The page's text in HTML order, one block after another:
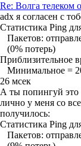
Re: Волга телеком
adx я согласен с
Статистика Ping
Пакетов:
(0% потерь)
Приблизительное
Минимальное =
26 мсек
А ты попингуй это
лично у меня со
получилось:
Статистика Ping
Пакетов: